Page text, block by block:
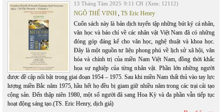
13 Tháng Tám 2025 9:11 CH (Xem: 12112)
NGÔ THẾ VINH, TS Eric Henry
Cuốn sách này là bản dịch tuyển tập những bút ký cá nhân,
văn học và báo chí về các nhân vật Việt Nam đã có những
đóng góp đáng kể cho văn học, nghệ thuật và khoa học.
Đây là một nguồn tư liệu phong phú về lịch sử xã hội, văn
hóa và chính trị của miền Nam Việt Nam, đồng thời khắc
họa sự nghiệp của từng nhân vật. Phần lớn những người
được đề cập nổi bật trong giai đoạn 1954 – 1975. Sau khi miền Nam thất thủ vào tay lực
lượng miền Bắc năm 1975, hầu hết họ đều bị giam giữ nhiều năm trong các trại cải tạo
cộng sản. Đến thập niên 1980, một số người đã sang Hoa Kỳ và đa phần vẫn tiếp tục
hoạt động sáng tạo.(TS. Eric Henry, dịch giả)